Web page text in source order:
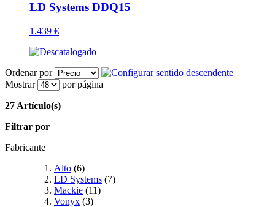
LD Systems DDQ15
1.439 €
Ordenar por
Mostrar
por página
27 Artículo(s)
Filtrar por
Fabricante
Alto (6)
LD Systems (7)
Mackie (11)
Vonyx (3)